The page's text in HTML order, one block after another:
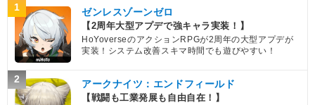
1 ゼンレスゾーンゼロ
【2周年大型アプデで強キャラ実装！】
HoYoverseのアクションRPGが2周年の大型アプデが
実装！システム改善スキマ時間でも遊びやすい！
2 アークナイツ：エンドフィールド
【戦闘も工業発展も自由自在！】